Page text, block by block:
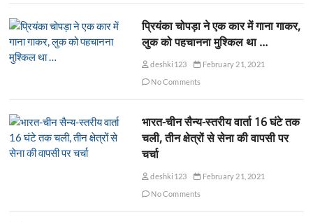
प्रियंका चोपड़ा ने एक कार में गाना गाकर,
लुक को पहचानना मुश्किल था …
deshki123
February 21, 2021
No Comments
भारत-चीन सैन्य-स्तरीय वार्ता 16 घंटे तक
चली, तीन क्षेत्रों से सेना की वापसी पर
चर्चा
deshki123
February 21, 2021
No Comments